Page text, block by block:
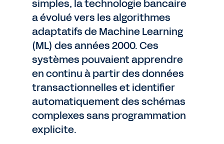
simples, la technologie bancaire
a évolué vers les algorithmes
adaptatifs de Machine Learning
(ML) des années 2000. Ces
systèmes pouvaient apprendre
en continu à partir des données
transactionnelles et identifier
automatiquement des schémas
complexes sans programmation
explicite.